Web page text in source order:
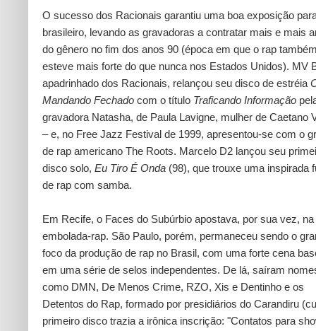
O sucesso dos Racionais garantiu uma boa exposição
brasileiro, levando as gravadoras a contratar mais e mais
do gênero no fim dos anos 90 (época em que o rap
esteve mais forte do que nunca nos Estados Unidos). MV
apadrinhado dos Racionais, relançou seu disco de estréia
Mandando Fechado com o título Traficando Informação
gravadora Natasha, de Paula Lavigne, mulher de Caetano
– e, no Free Jazz Festival de 1999, apresentou-se com o
de rap americano The Roots. Marcelo D2 lançou seu
disco solo, Eu Tiro É Onda (98), que trouxe uma inspirada
de rap com samba.
Em Recife, o Faces do Subúrbio apostava, por sua vez, na
embolada-rap. São Paulo, porém, permaneceu sendo o
foco da produção de rap no Brasil, com uma forte cena
em uma série de selos independentes. De lá, saíram
como DMN, De Menos Crime, RZO, Xis e Dentinho e os
Detentos do Rap, formado por presidiários do Carandiru
primeiro disco trazia a irônica inscrição: "Contatos para